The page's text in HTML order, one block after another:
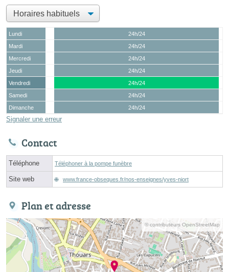
Lundi
24h/24
Mardi
24h/24
Mercredi
24h/24
Jeudi
24h/24
Vendredi
24h/24
Samedi
24h/24
Dimanche
24h/24
Signaler une erreur
Contact
Téléphone Téléphoner à la pompe funèbre
Site web www.france-obseques.fr/nos-enseignes/yves-niort
Plan et adresse
© contributeurs OpenStreetMap